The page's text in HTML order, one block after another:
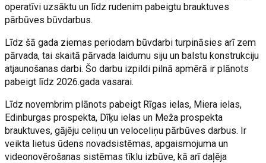
operatīvi uzsāktu un līdz rudenim pabeigtu brauktuves
pārbūves būvdarbus.
Līdz šā gada ziemas periodam būvdarbi turpināsies arī zem
pārvada, tai skaitā pārvada laidumu siju un balstu konstrukciju
atjaunošanas darbi. Šo darbu izpildi pilnā apmērā ir plānots
pabeigt līdz 2026.gada vasarai.
Līdz novembrim plānots pabeigt Rīgas ielas, Miera ielas,
Edinburgas prospekta, Dīķu ielas un Meža prospekta
brauktuves, gājēju celiņu un veloceliņu pārbūves darbus. Ir
veikta lietus ūdens novadsistēmas, apgaismojuma un
videonovērošanas sistēmas tīklu izbūve, kā arī daļēja